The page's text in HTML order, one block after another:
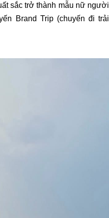
sắc trở thành mẫu nữ người
Brand Trip (chuyến đi trải